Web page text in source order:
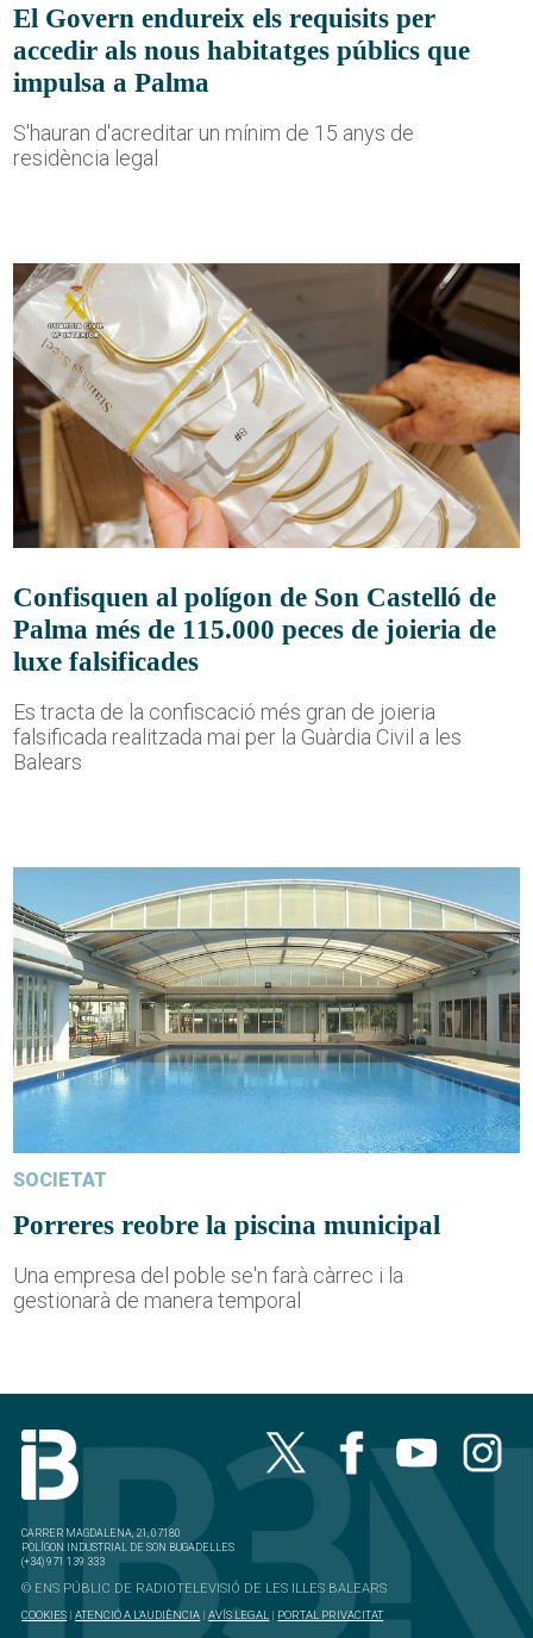
El Govern endureix els requisits per
accedir als nous habitatges públics que
impulsa a Palma
S'hauran d'acreditar un mínim de 15 anys de
residència legal
Confisquen al polígon de Son Castelló de
Palma més de 115.000 peces de joieria de
luxe falsificades
Es tracta de la confiscació més gran de joieria
falsificada realitzada mai per la Guàrdia Civil a les
Balears
SOCIETAT
Porreres reobre la piscina municipal
Una empresa del poble se'n farà càrrec i la
gestionarà de manera temporal
CARRER MAGDALENA, 21, 07180
POLÍGON INDUSTRIAL DE SON BUGADELLES
(+34) 971 139 333
© ENS PÚBLIC DE RADIOTELEVISIÓ DE LES ILLES BALEARS
COOKIES |ATENCIÓ A L'AUDIÈNCIA |AVÍS LEGAL | PORTAL PRIVACITAT